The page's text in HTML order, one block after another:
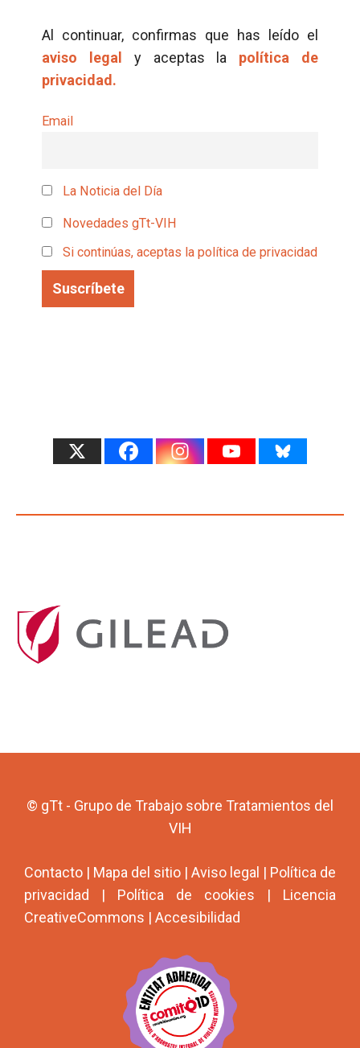
Al continuar, confirmas que has leído el
aviso legal
y aceptas la política de
privacidad.
Email
La Noticia del Día
Novedades gTt-VIH
Si continúas, aceptas la política de privacidad
© gTt - Grupo de Trabajo sobre Tratamientos del
VIH
Contacto | Mapa del sitio | Aviso legal | Política de
privacidad | Política de cookies | Licencia
CreativeCommons | Accesibilidad